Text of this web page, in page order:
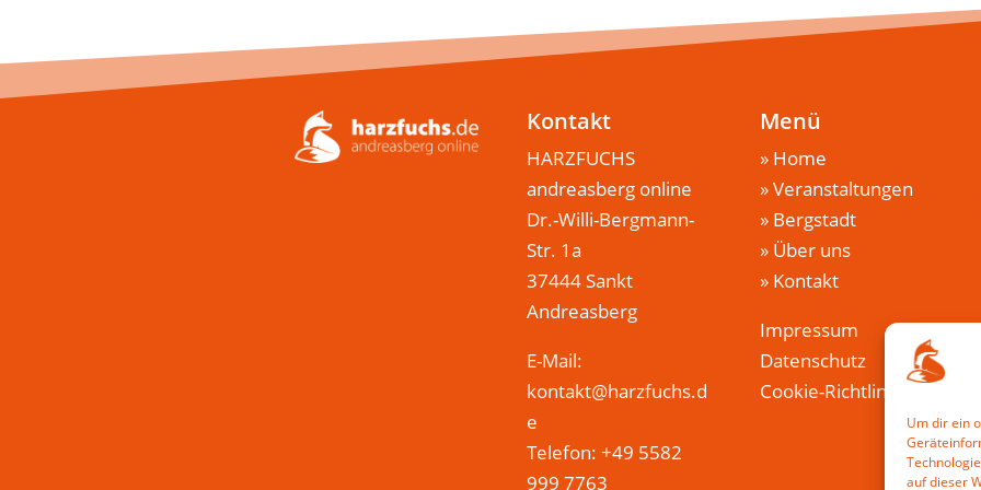
Um dir ein
auf dieser
Kontakt
HARZFUCHS
andreasberg online
Dr.-Willi-Bergmann-
Str. 1a
37444 Sankt
Andreasberg
E-Mail:
kontakt@harzfuchs.d
e
Telefon: +49 5582
999 7763
Menü
» Home
»Veranstaltungen
» Bergstadt
» Über uns
» Kontakt
Impressum
Datenschutz
Cookie-Richtlinie (EU)